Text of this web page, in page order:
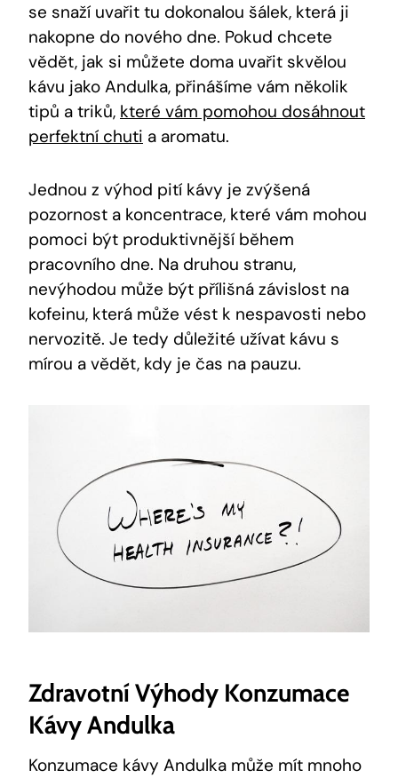
se snaží uvařit tu dokonalou šálek, která ji
nakopne do nového dne. Pokud chcete
vědět, jak si můžete doma uvařit skvělou
kávu jako Andulka, přinášíme vám několik
tipů a triků, které vám pomohou dosáhnout
perfektní chuti a aromatu.
Jednou z výhod pití kávy je zvýšená
pozornost a koncentrace, které vám mohou
pomoci být produktivnější během
pracovního dne. Na druhou stranu,
nevýhodou může být přílišná závislost na
kofeinu, která může vést k nespavosti nebo
nervozitě. Je tedy důležité užívat kávu s
mírou a vědět, kdy je čas na pauzu.
Zdravotní Výhody Konzumace
Kávy Andulka
Konzumace kávy Andulka může mít mnoho